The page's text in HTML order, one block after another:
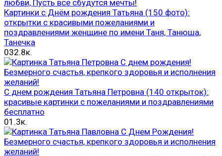
Картинки с Днём рождения Татьяна (150 фото):
открытки с красивыми пожеланиями и
поздравлениями женщине по имени Таня, Танюша,
Танечка
032.8к.
С днем рождения Татьяна Петровна (140 открыток):
красивые картинки с пожеланиями и поздравлениями
бесплатно
01.3к.